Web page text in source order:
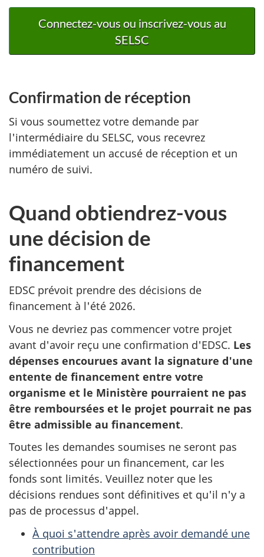
Connectez-vous ou inscrivez-vous au
SELSC
Confirmation de réception
Si vous soumettez votre demande par
l'intermédiaire du SELSC, vous recevrez
immédiatement un accusé de réception et un
numéro de suivi.
Quand obtiendrez-vous
une décision de
financement
EDSC prévoit prendre des décisions de
financement à l'été 2026.
Vous ne devriez pas commencer votre projet
avant d'avoir reçu une confirmation d'EDSC. Les
dépenses encourues avant la signature d'une
entente de financement entre votre
organisme et le Ministère pourraient ne pas
être remboursées et le projet pourrait ne pas
être admissible au financement.
Toutes les demandes soumises ne seront pas
sélectionnées pour un financement, car les
fonds sont limités. Veuillez noter que les
décisions rendues sont définitives et qu'il n'y a
pas de processus d'appel.
À quoi s'attendre après avoir demandé une
contribution